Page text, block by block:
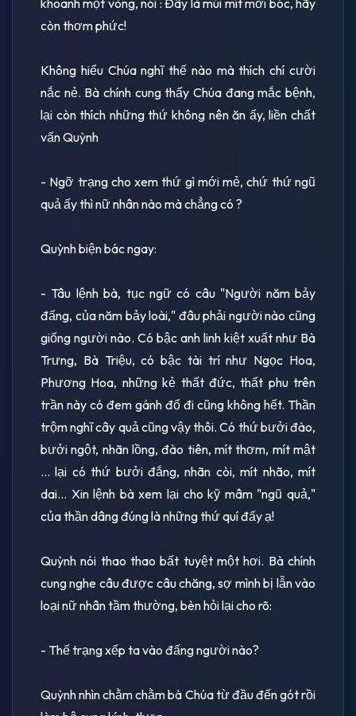
còn thơm phức!
Không hiểu Chúa nghĩ thế nào mà thích chí cười
nắc nẻ. Bà chính cung thấy Chúa đang mắc bệnh,
lại còn thích những thứ không nên ăn ấy, liền chất
vấn Quỳnh
- Ngỡ trạng cho xem thứ gì mới mẻ, chứ thứ ngũ
quả ấy thì nữ nhân nào mà chẳng có ?
Quỳnh biện bác ngay:
- Tâu lệnh bà, tục ngữ có câu "Người năm bảy
đấng, của năm bảy loài," đâu phải người nào cũng
giống người nào. Có bậc anh linh kiệt xuất như Bà
Trưng, Bà Triệu, có bậc tài trí như Ngọc Hoa,
Phương Hoa, những kẻ thất đức, thất phu trên
trần này có đem gánh đổ đi cũng không hết. Thần
trộm nghĩ cây quả cũng vậy thôi. Có thứ bưởi đào,
bưởi ngột, nhãn lồng, đào tiên, mít thơm, mít mật
... lại có thứ bưởi đắng, nhãn còi, mít nhão, mít
dai... Xin lệnh bà xem lại cho kỹ mâm "ngũ quả,"
của thần dâng đúng là những thứ quí đấy ạ!
Quỳnh nói thao thao bất tuyệt một hơi. Bà chính
cung nghe câu được câu chăng, sợ mình bị lẫn vào
loại nữ nhân tầm thường, bèn hỏi lại cho rõ:
- Thế trạng xếp ta vào đấng người nào?
Quỳnh nhìn chằm chằm bà Chúa từ đầu đến gót rồi